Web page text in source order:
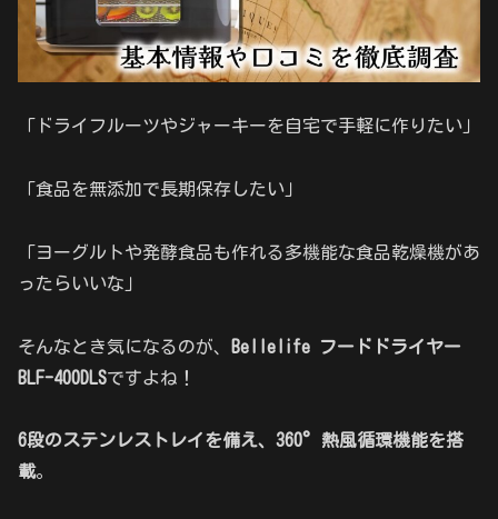
「ドライフルーツやジャーキーを自宅で手軽に作りたい」
「食品を無添加で長期保存したい」
「ヨーグルトや発酵食品も作れる多機能な食品乾燥機があ
ったらいいな」
そんなとき気になるのが、 Bellelife フードドライヤー
BLF-400DLSですよね！
6段のステンレストレイを備え、360°熱風循環機能を搭
載。